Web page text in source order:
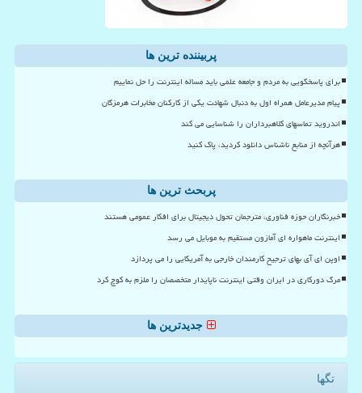
پربیننده ترین ها
برای پاسخگویی به مردم و جامعه علمی باید مساله اینترنت را حل نماییم
پیام مدیرعامل همراه اول به دنبال شهادت یکی از کارکنان مخابرات هرمزگان
اندروید تماسهای کلاهبرداران را شناسایی می کند
هرآنچه از منابع ناشناس دانلود کردید، پاک کنید
پربحث ترین ها
خبرنگاران حوزه فناوری، مترجمان تحول دیجیتال برای افکار عمومی هستند
اینترنت ماهواره ای آمازون مستقیم به موبایل می رسد
اوپن ای آی بهای ترجیح کارمندان خارجی به آمریکایی را می پردازد
مرگ دورکاری در ایران وقتی اینترنت ناپایدار متخصصان را ملزم به کوچ کرد
جدیدترین ها
تگها